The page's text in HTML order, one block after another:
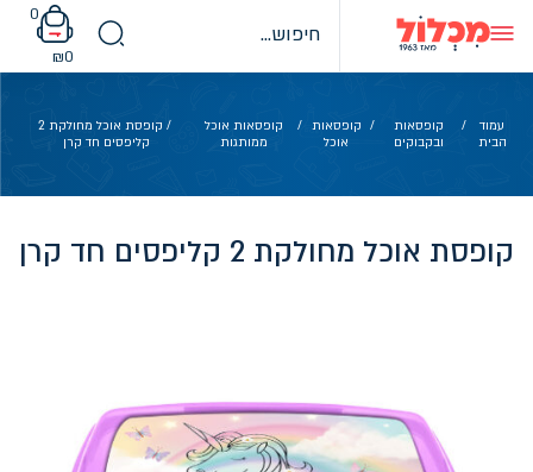
content
0
₪0
עמוד
הבית
/
קופסאות
ובקבוקים
/ קופסאות
אוכל
/
קופסאות אוכל
ממותגות
/ קופסת אוכל מחולקת 2
קליפסים חד קרן
קופסת אוכל מחולקת 2 קליפסים חד קרן